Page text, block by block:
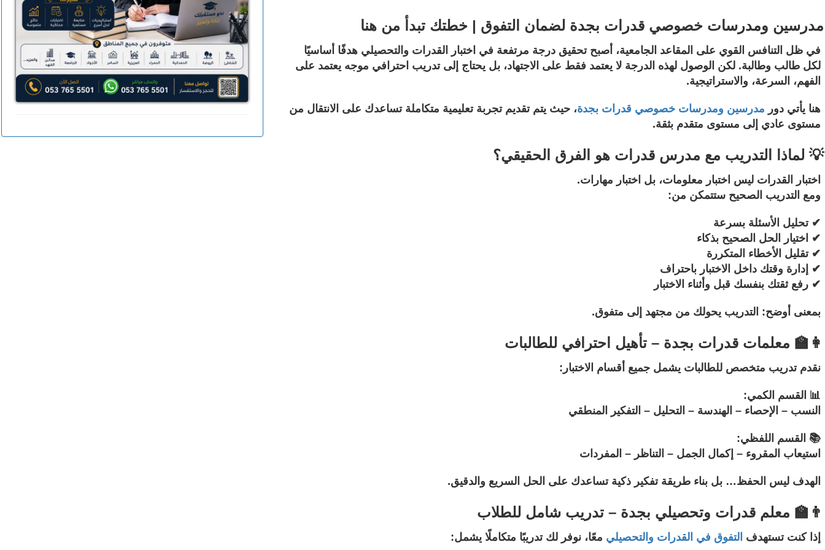
مدرسين ومدرسات خصوصي قدرات بجدة لضمان التفوق | خطتك تبدأ من هنا
في ظل التنافس القوي على المقاعد الجامعية، أصبح تحقيق درجة مرتفعة في اختبار القدرات والتحصيلي هدفًا أساسيًا
لكل طالب وطالبة. لكن الوصول لهذه الدرجة لا يعتمد فقط على الاجتهاد، بل يحتاج إلى تدريب احترافي موجه يعتمد على
الفهم، السرعة، والاستراتيجية.
هنا يأتي دور مدرسين ومدرسات خصوصي قدرات بجدة، حيث يتم تقديم تجربة تعليمية متكاملة تساعدك على الانتقال من
مستوى عادي إلى مستوى متقدم بثقة.
💡 لماذا التدريب مع مدرس قدرات هو الفرق الحقيقي؟
اختبار القدرات ليس اختبار معلومات، بل اختبار مهارات.
ومع التدريب الصحيح ستتمكن من:
✔ تحليل الأسئلة بسرعة
✔ اختيار الحل الصحيح بذكاء
✔ تقليل الأخطاء المتكررة
✔ إدارة وقتك داخل الاختبار باحتراف
✔ رفع ثقتك بنفسك قبل وأثناء الاختبار
بمعنى أوضح: التدريب يحولك من مجتهد إلى متفوق.
👩‍🏫 معلمات قدرات بجدة – تأهيل احترافي للطالبات
نقدم تدريب متخصص للطالبات يشمل جميع أقسام الاختبار:
📊 القسم الكمي:
النسب – الإحصاء – الهندسة – التحليل – التفكير المنطقي
📚 القسم اللفظي:
استيعاب المقروء – إكمال الجمل – التناظر – المفردات
الهدف ليس الحفظ… بل بناء طريقة تفكير ذكية تساعدك على الحل السريع والدقيق.
👨‍🏫 معلم قدرات وتحصيلي بجدة – تدريب شامل للطلاب
إذا كنت تستهدف التفوق في القدرات والتحصيلي معًا، نوفر لك تدريبًا متكاملًا يشمل: